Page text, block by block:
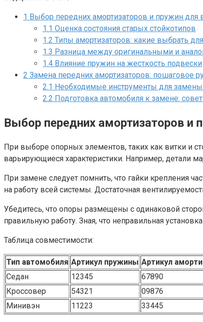
1 Выбор передних амортизаторов и пружин для
1.1 Оценка состояния старых стойкотипов
1.2 Типы амортизаторов: какие выбрать
1.3 Разница между оригинальными и
1.4 Влияние пружин на жесткость подвески
2 Замена передних амортизаторов: пошаговое
2.1 Необходимые инструменты для замены
2.2 Подготовка автомобиля к замене:
Выбор передних амортизаторов и
При выборе опорных элементов, таких как витки и
варьирующиеся характеристики. Например, детали
При замене следует помнить, что гайки крепления
на работу всей системы. Достаточная
Убедитесь, что опоры размещены с одинаковой
правильную работу. Зная, что неправильная
Таблица совместимости:
Тип автомобиля Артикул пружины Артикул
Седан
12345
67890
Кроссовер
54321
09876
Минивэн
11223 33445